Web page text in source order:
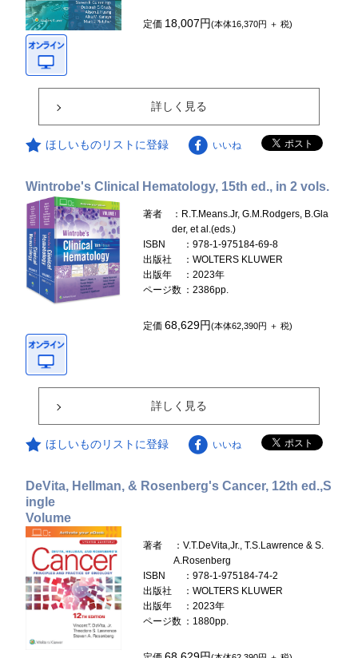
定価 18,007円(本体16,370円 ＋ 税)
詳しく見る
ほしいものリストに登録 いいね
Wintrobe's Clinical Hematology, 15th ed., in 2 vols.
著者
：R.T.Means.Jr, G.M.Rodgers, B.Gla
der, et al.(eds.)
ISBN
：978-1-975184-69-8
出版社
：WOLTERS KLUWER
出版年
：2023年
ページ数 ：2386pp.
定価68,629円(本体62,390円 ＋ 税)
詳しく見る
ほしいものリストに登録 いいね
DeVita, Hellman, & Rosenberg's Cancer, 12th ed.,S
ingle
Volume
著者
：V.T.DeVita,Jr., T.S.Lawrence & S.
A.Rosenberg
ISBN
：978-1-975184-74-2
出版社
：WOLTERS KLUWER
出版年
：2023年
ページ数 ：1880pp.